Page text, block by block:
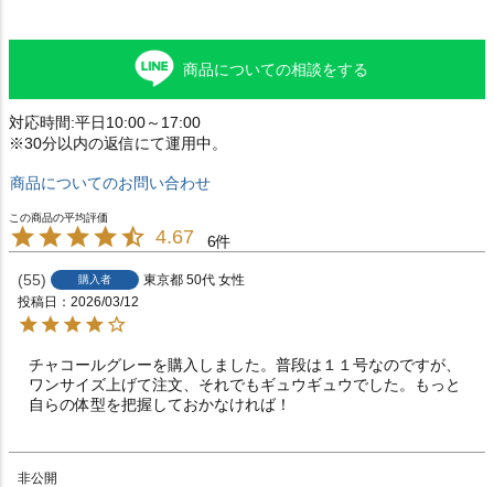
商品についての相談をする
対応時間:平日10:00～17:00
※30分以内の返信にて運用中。
商品についてのお問い合わせ
4.67 6
55 購入者 東京都 50代 女性
投稿日
2026/03/12
チャコールグレーを購入しました。普段は１１号なのですが、
ワンサイズ上げて注文、それでもギュウギュウでした。もっと
自らの体型を把握しておかなければ！
非公開